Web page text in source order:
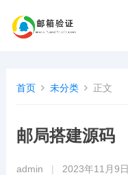
首页 未分类 正文
邮局搭建源码
admin 2023年11月9日